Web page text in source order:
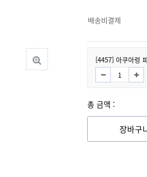
배송비결제
[4457] 아쿠아렁
총 금액 :
장바구